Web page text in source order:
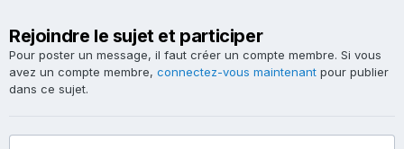
Rejoindre le sujet et participer
Pour poster un message, il faut créer un compte membre. Si vous
avez un compte membre, connectez-vous maintenant pour publier
dans ce sujet.